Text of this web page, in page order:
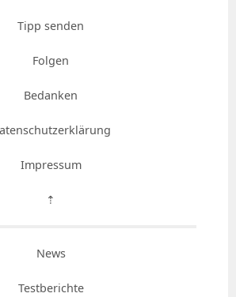
Tipp senden
Folgen
Bedanken
Impressum
⇡
News
Testberichte